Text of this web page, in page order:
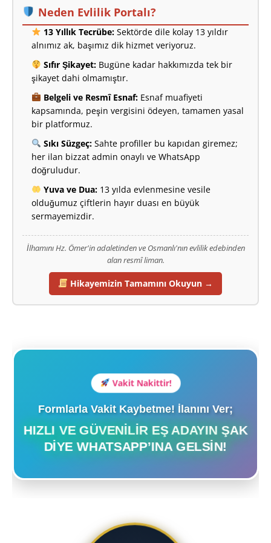
Neden Evlilik Portalı?
13 Yıllık Tecrübe:Sektörde dile kolay 13 yıldır
alnımız ak, başımız dik hizmet veriyoruz.
Sıfır Şikayet:Bugüne kadar hakkımızda tek bir
şikayet dahi olmamıştır.
Belgeli ve Resmî Esnaf:Esnaf muafiyeti
kapsamında, peşin vergisini ödeyen, tamamen yasal
bir platformuz.
Sıkı Süzgeç:Sahte profiller bu kapıdan giremez;
her ilan bizzat admin onaylı ve WhatsApp
doğruludur.
Yuva ve Dua:13 yılda evlenmesine vesile
olduğumuz çiftlerin hayır duası en büyük
sermayemizdir.
İlhamını Hz. Ömer'in adaletinden ve Osmanlı'nın evlilik edebinden
alan resmî liman.
Hikayemizin Tamamını Okuyun →
Vakit Nakittir!
Formlarla Vakit Kaybetme! İlanını Ver;
HIZLI VE GÜVENILIR EŞ ADAYIN ŞAK
DIYE WHATSAPP’INA GELSIN!